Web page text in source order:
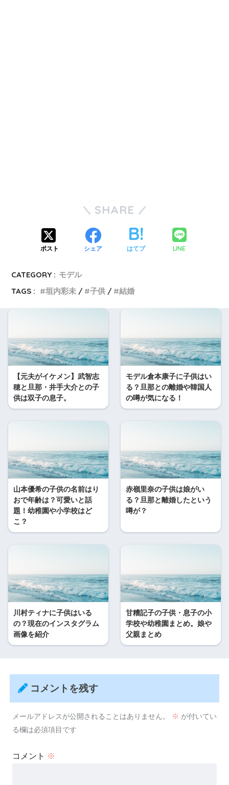
SHARE
ポスト シェア はてブ LINE
CATEGORY : モデル
TAGS :
垣内彩未 子供 結婚
【元夫がイケメン】武智志
穂と旦那・井手大介との子
供は双子の息子。
モデル倉本康子に子供はい
る？旦那との離婚や韓国人
の噂が気になる！
山本優希の子供の名前はり
おで年齢は？可愛いと話
題！幼稚園や小学校はど
こ？
赤嶺里奈の子供は娘がい
る？旦那と離婚したという
噂が？
川村ティナに子供はいる
の？現在のインスタグラム
画像を紹介
甘糟記子の子供・息子の小
学校や幼稚園まとめ。娘や
父親まとめ
コメントを残す
メールアドレスが公開されることはありません。 ※ が付いてい
る欄は必須項目です
コメント ※